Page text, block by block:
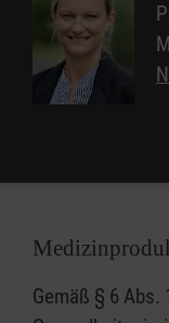
Gemäß § 6 Abs.